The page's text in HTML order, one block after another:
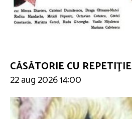
CĂSĂTORIE CU REPETIŢIE
22 aug 2026 14:00